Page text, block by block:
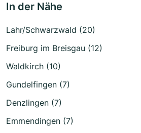
In der Nähe
Lahr/Schwarzwald (20)
Freiburg im Breisgau (12)
Waldkirch (10)
Gundelfingen (7)
Denzlingen (7)
Emmendingen (7)